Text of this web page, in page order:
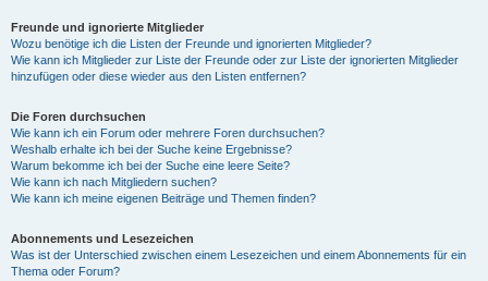
Freunde und ignorierte Mitglieder
Wozu benötige ich die Listen der Freunde und ignorierten Mitglieder?
Wie kann ich Mitglieder zur Liste der Freunde oder zur Liste der ignorierten Mitglieder
hinzufügen oder diese wieder aus den Listen entfernen?
Die Foren durchsuchen
Wie kann ich ein Forum oder mehrere Foren durchsuchen?
Weshalb erhalte ich bei der Suche keine Ergebnisse?
Warum bekomme ich bei der Suche eine leere Seite?
Wie kann ich nach Mitgliedern suchen?
Wie kann ich meine eigenen Beiträge und Themen finden?
Abonnements und Lesezeichen
Was ist der Unterschied zwischen einem Lesezeichen und einem Abonnements für ein
Thema oder Forum?